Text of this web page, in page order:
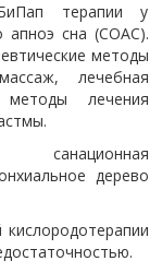
терапии у
апноэ сна (СОАС).
методы
лечебная
методы лечения
дерево